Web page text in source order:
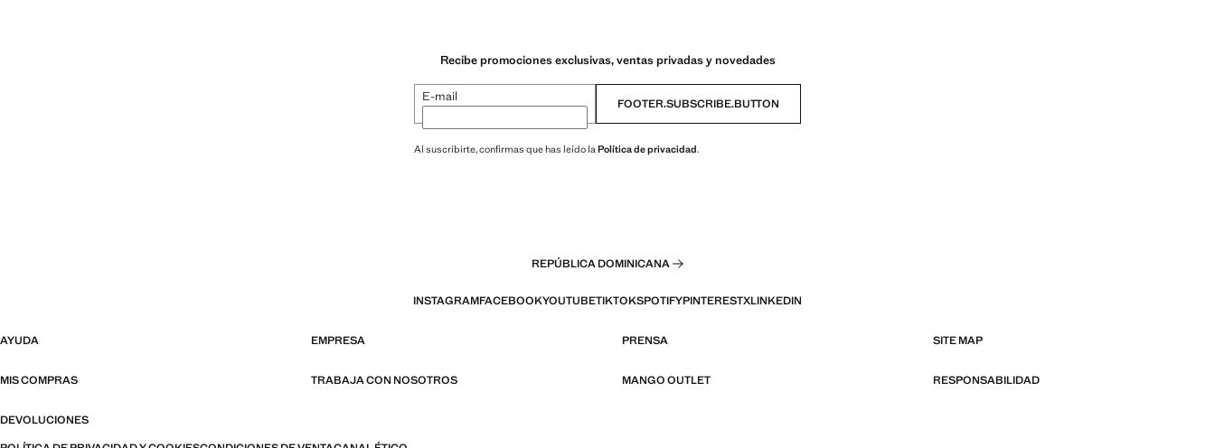
Recibe promociones exclusivas, ventas privadas y novedades
E-mail FOOTER.SUBSCRIBE.BUTTON
Al suscribirte, confirmas que has leído laPolítica de privacidad.
REPÚBLICA DOMINICANA
INSTAGRAMFACEBOOKYOUTUBETIKTOKSPOTIFYPINTERESTXLINKEDIN
AYUDA EMPRESA PRENSA SITE MAP
MIS COMPRAS TRABAJA CON NOSOTROS MANGO OUTLET RESPONSABILIDAD
DEVOLUCIONES